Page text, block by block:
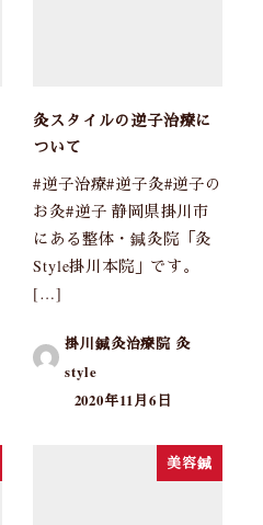
灸スタイルの逆子治療に
ついて
#逆子治療#逆子灸#逆子の
お灸#逆子 静岡県掛川市
にある整体・鍼灸院「灸
Style掛川本院」です。
[…]
掛川鍼灸治療院 灸
style
2020年11月6日
美容鍼